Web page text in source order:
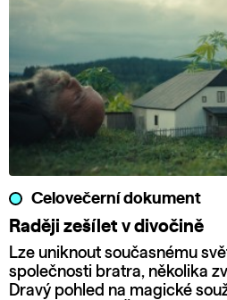
Celovečerní dokument
Raději zešílet v divočině
Lze uniknout současnému
společnosti bratra, několika
Dravý pohled na magické